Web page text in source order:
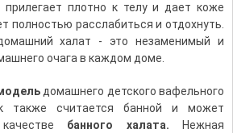
плотно к телу и дает коже
полностью расслабиться и отдохнуть.
халат - это незаменимый и
очага в каждом доме.
домашнего детского вафельного
также считается банной и может
банного халата.
Нежная